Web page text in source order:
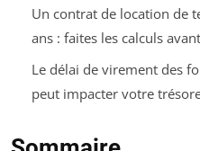
Un contrat de location de
ans : faites les calculs
Le délai de virement des
peut impacter votre